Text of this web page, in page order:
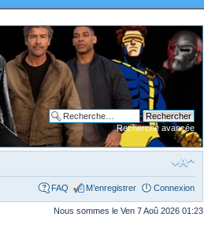
Recherche avancée
FAQ M’enregistrer Connexion
Nous sommes le Ven 7 Aoû 2026 01:23